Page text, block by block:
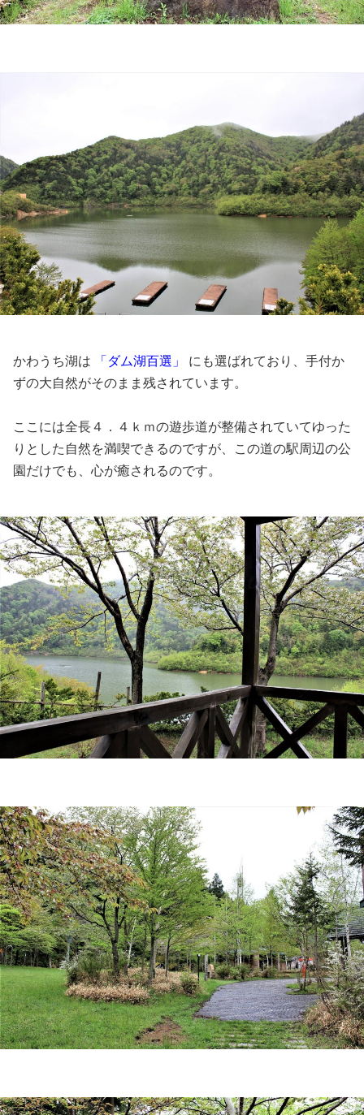
かわうち湖は 「ダム湖百選」
にも選ばれており、手付か
ずの大自然がそのまま残されています。
ここには全長４．４ｋｍの遊歩道が整備されていてゆった
りとした自然を満喫できるのですが、この道の駅周辺の公
園だけでも、心が癒されるのです。